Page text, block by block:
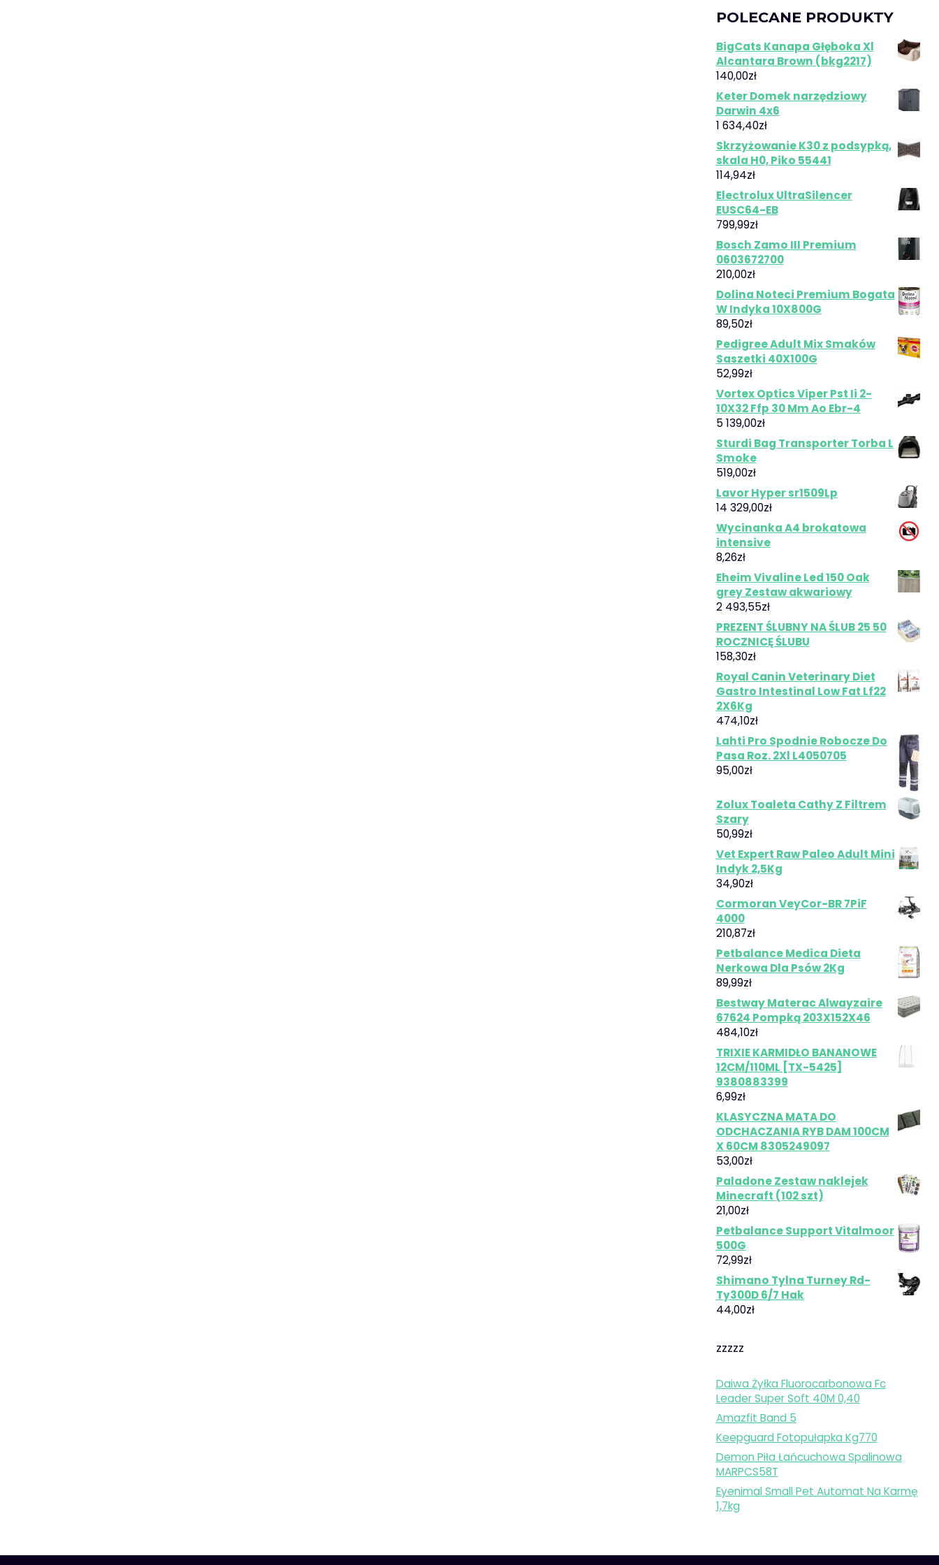
POLECANE PRODUKTY
BigCats Kanapa Głęboka Xl
Alcantara Brown (bkg2217)
140,00zł
Keter Domek narzędziowy
Darwin 4x6
1 634,40zł
Skrzyżowanie K30 z podsypką,
skala H0, Piko 55441
114,94zł
Electrolux UltraSilencer
EUSC64-EB
799,99zł
Bosch Zamo III Premium
0603672700
210,00zł
Dolina Noteci Premium Bogata
W Indyka 10X800G
89,50zł
Pedigree Adult Mix Smaków
Saszetki 40X100G
52,99zł
Vortex Optics Viper Pst Ii 2-
10X32 Ffp 30 Mm Ao Ebr-4
5 139,00zł
Sturdi Bag Transporter Torba L
Smoke
519,00zł
Lavor Hyper sr1509Lp
14 329,00zł
Wycinanka A4 brokatowa
intensive
8,26zł
Eheim Vivaline Led 150 Oak
grey Zestaw akwariowy
2 493,55zł
PREZENT ŚLUBNY NA ŚLUB 25 50
ROCZNICĘ ŚLUBU
158,30zł
Royal Canin Veterinary Diet
Gastro Intestinal Low Fat Lf22
2X6Kg
474,10zł
Lahti Pro Spodnie Robocze Do
Pasa Roz. 2Xl L4050705
95,00zł
Zolux Toaleta Cathy Z Filtrem
Szary
50,99zł
Vet Expert Raw Paleo Adult Mini
Indyk 2,5Kg
34,90zł
Cormoran VeyCor-BR 7PiF
4000
210,87zł
Petbalance Medica Dieta
Nerkowa Dla Psów 2Kg
89,99zł
Bestway Materac Alwayzaire
67624 Pompką 203X152X46
484,10zł
TRIXIE KARMIDŁO BANANOWE
12CM/110ML [TX-5425]
9380883399
6,99zł
KLASYCZNA MATA DO
ODCHACZANIA RYB DAM 100CM
X 60CM 8305249097
53,00zł
Paladone Zestaw naklejek
Minecraft (102 szt)
21,00zł
Petbalance Support Vitalmoor
500G
72,99zł
Shimano Tylna Turney Rd-
Ty300D 6/7 Hak
44,00zł
zzzzz
Daiwa Żyłka Fluorocarbonowa Fc
Leader Super Soft 40M 0,40
Amazfit Band 5
Keepguard Fotopułapka Kg770
Demon Piła Łańcuchowa Spalinowa
MARPCS58T
Eyenimal Small Pet Automat Na Karmę
1,7kg